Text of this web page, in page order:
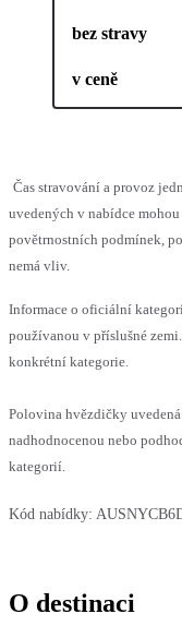
bez stravy
v ceně
Čas stravování a provoz
uvedených v nabídce
povětrnostních podmínek,
nemá vliv.
Informace o oficiální
používanou v příslušné
konkrétní kategorie.
Polovina hvězdičky
nadhodnocenou nebo
kategorií.
Kód nabídky:
O destinaci